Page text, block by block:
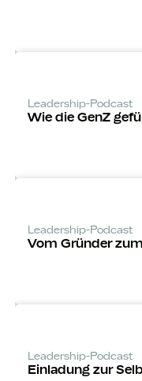
Leadership-Podcast
Wie die GenZ
Leadership-Podcast
Vom Gründer
Leadership-Podcast
Einladung zur